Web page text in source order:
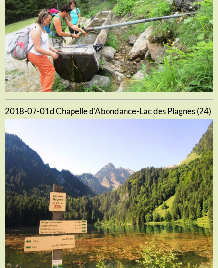
2018-07-01d Chapelle d'Abondance-Lac des Plagnes (24)